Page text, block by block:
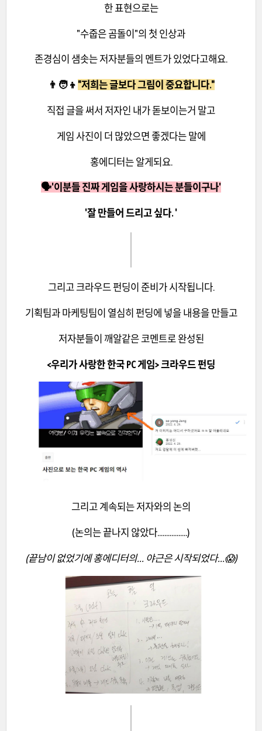
한 표현으로는
"수줍은 곰돌이"의 첫 인상과
존경심이 샘솟는 저자분들의 멘트가 있었다고해요.
👨🧑👦 "저희는 글보다 그림이 중요합니다."
직접 글을 써서 저자인 내가 돋보이는거 말고
게임 사진이 더 많았으면 좋겠다는 말에
홍에디터는 알게되요.
🗣️'이분들 진짜 게임을 사랑하시는 분들이구나'
'잘 만들어 드리고 싶다. '
그리고 크라우드 펀딩이 준비가 시작됩니다.
기획팀과 마케팅팀이 열심히 펀딩에 넣을 내용을 만들고
저자분들이 깨알같은 코멘트로 완성된
<우리가 사랑한 한국 PC 게임> 크라우드 펀딩
그리고 계속되는 저자와의 논의
(논의는 끝나지 않았다.................)
(끝남이 없었기에 홍에디터의... 야근은 시작되었다...😱)